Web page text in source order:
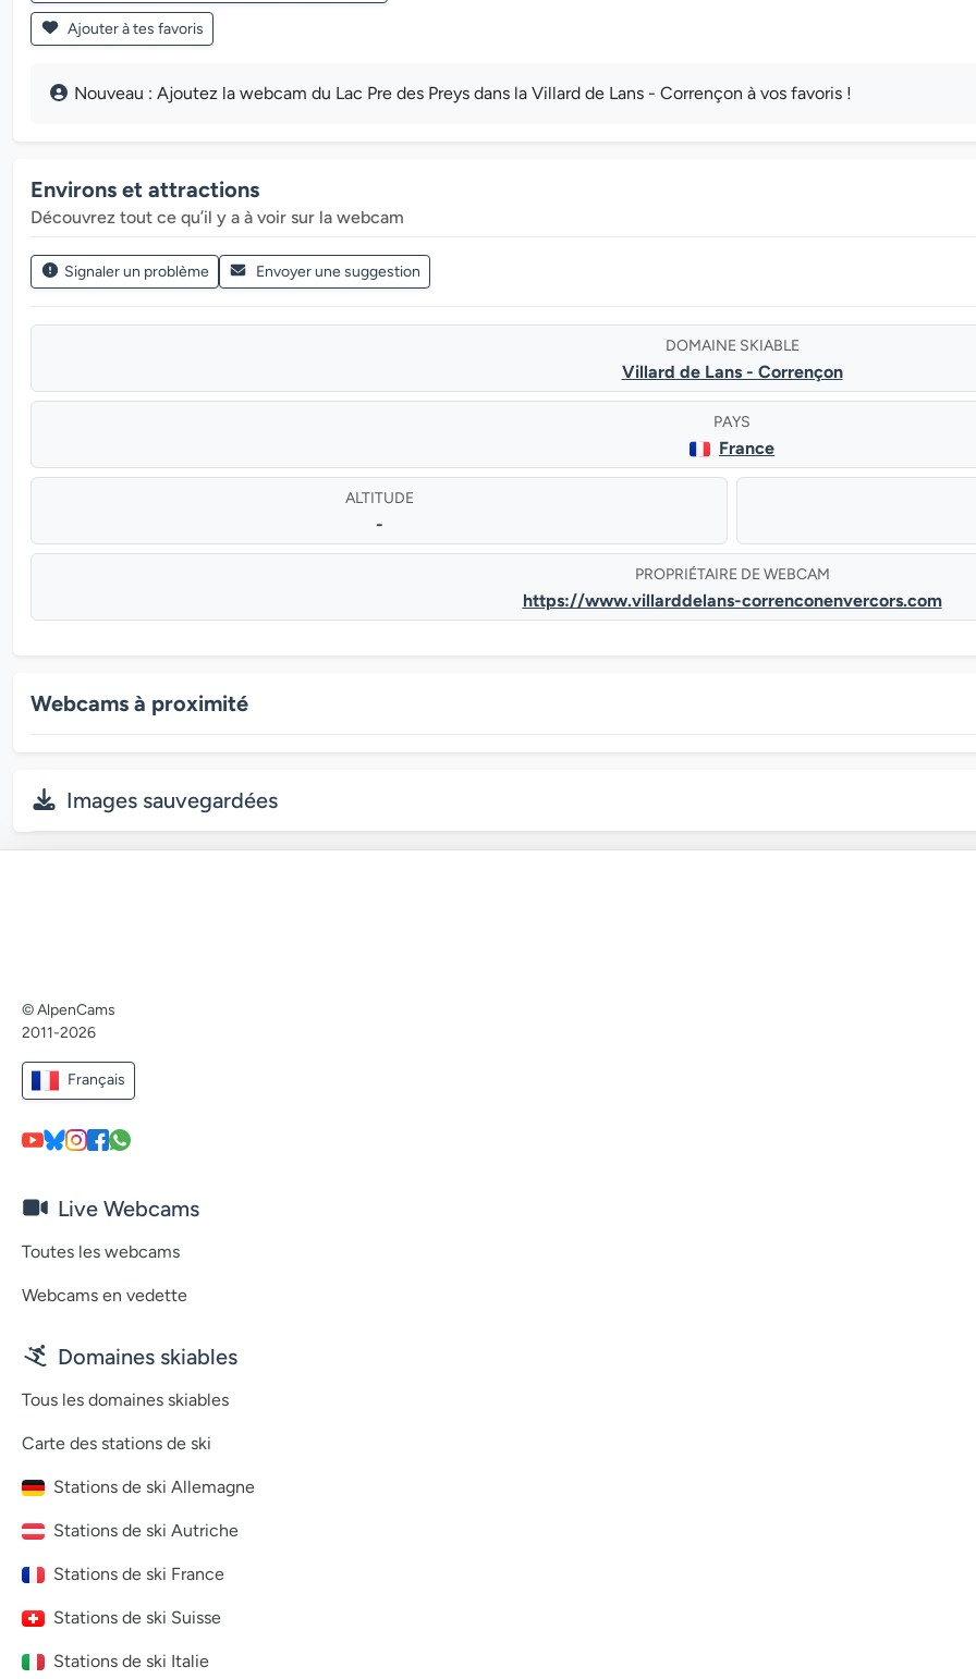
Ajouter à tes favoris
Nouveau : Ajoutez la webcam du Lac Pre des Preys dans la Villard de Lans - Corrençon à vos favoris !
Environs et attractions
Découvrez tout ce qu’il y a à voir sur la webcam
Signaler un problème Envoyer une suggestion
DOMAINE SKIABLE
Villard de Lans - Corrençon
PAYS
France
ALTITUDE
-
PROPRIÉTAIRE DE WEBCAM
https://www.villarddelans-correnconenvercors.com
Webcams à proximité
Images sauvegardées
© AlpenCams
2011-2026
Français
Live Webcams
Toutes les webcams
Webcams en vedette
Domaines skiables
Tous les domaines skiables
Carte des stations de ski
Stations de ski Allemagne
Stations de ski Autriche
Stations de ski France
Stations de ski Suisse
Stations de ski Italie